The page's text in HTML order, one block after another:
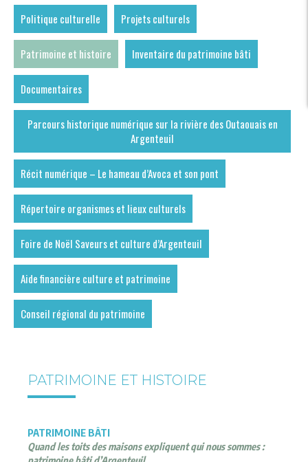
Politique culturelle Projets culturels
Patrimoine et histoire Inventaire du patrimoine bâti
Documentaires
Parcours historique numérique sur la rivière des Outaouais en
Argenteuil
Récit numérique – Le hameau d’Avoca et son pont
Répertoire organismes et lieux culturels
Foire de Noël Saveurs et culture d’Argenteuil
Aide financière culture et patrimoine
Conseil régional du patrimoine
PATRIMOINE ET HISTOIRE
PATRIMOINE BÂTI
Quand les toits des maisons expliquent qui nous sommes :